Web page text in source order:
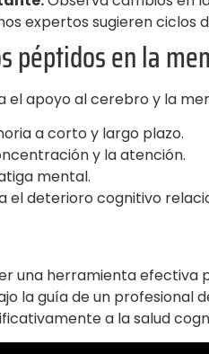
expertos sugieren ciclos
péptidos en la
el apoyo al cerebro y la
a corto y largo plazo.
y la atención.
mental.
el deterioro cognitivo
una herramienta efectiva
la guía de un profesional
a la salud